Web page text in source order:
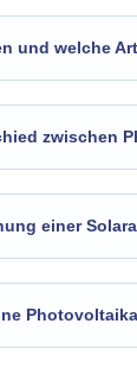
und welche
zwischen
einer